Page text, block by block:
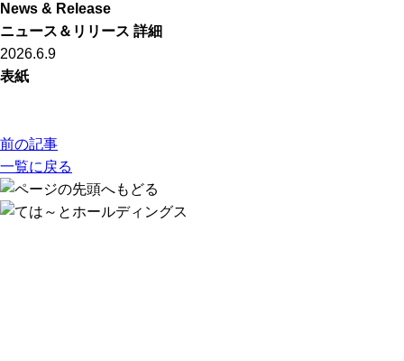
News & Release
ニュース＆リリース 詳細
2026.6.9
表紙
前の記事
一覧に戻る